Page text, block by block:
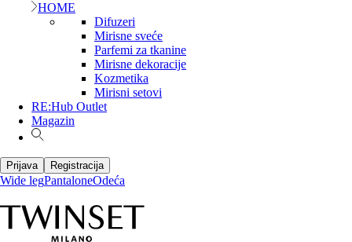
HOME
Difuzeri
Mirisne sveće
Parfemi za tkanine
Mirisne dekoracije
Kozmetika
Mirisni setovi
RE:Hub Outlet
Magazin
Prijava Registracija
Wide legPantaloneOdeća